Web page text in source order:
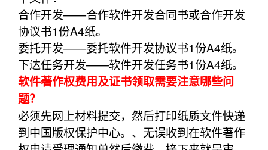
合作开发——合作软件开发合同书或合作开发
协议书1份A4纸。
委托开发——委托软件开发协议书1份A4纸。
下达任务开发——软件开发任务书1份A4纸。
软件著作权费用及证书领取需要注意哪些问
题？
必须先网上材料提交，然后打印纸质文件快递
到中国版权保护中心。、无误收到在软件著作